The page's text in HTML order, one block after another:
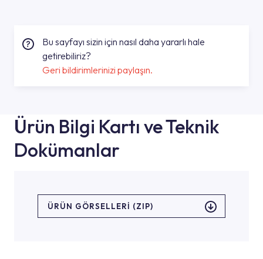
Bu sayfayı sizin için nasıl daha yararlı hale
getirebiliriz?
Geri bildirimlerinizi paylaşın.
Ürün Bilgi Kartı ve Teknik
Dokümanlar
ÜRÜN GÖRSELLERI (ZIP)